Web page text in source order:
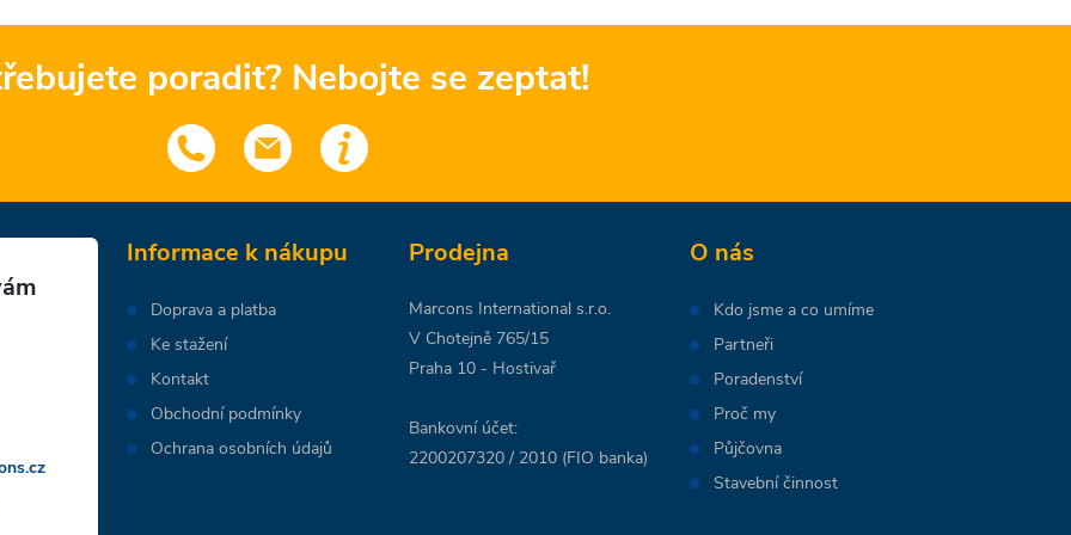
poradit? Nebojte se zeptat!
Informace k nákupu
Doprava a platba
Ke stažení
Kontakt
Obchodní podmínky
Ochrana osobních údajů
Prodejna
Marcons International s.r.o.
V Chotejně 765/15
Praha 10 - Hostivař
Bankovní účet:
2200207320 / 2010 (FIO banka)
O nás
Kdo jsme a co umíme
Partneři
Poradenství
Proč my
Půjčovna
Stavební činnost